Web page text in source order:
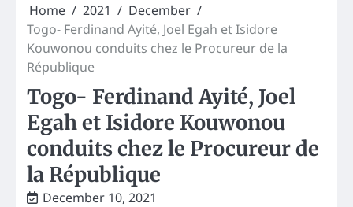
Home 2021
December
Togo- Ferdinand Ayité, Joel Egah et Isidore
Kouwonou conduits chez le Procureur de la
République
Togo- Ferdinand Ayité, Joel
Egah et Isidore Kouwonou
conduits chez le Procureur de
la République
December 10, 2021